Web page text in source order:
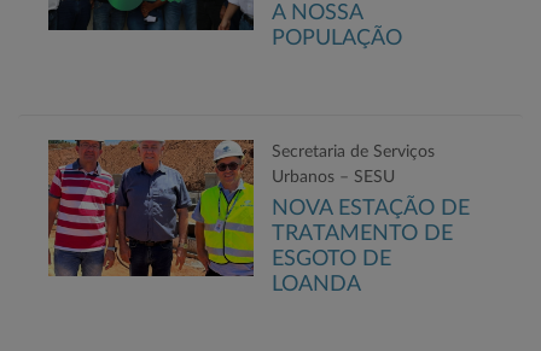
A NOSSA
POPULAÇÃO
Secretaria de Serviços
Urbanos – SESU
NOVA ESTAÇÃO DE
TRATAMENTO DE
ESGOTO DE
LOANDA